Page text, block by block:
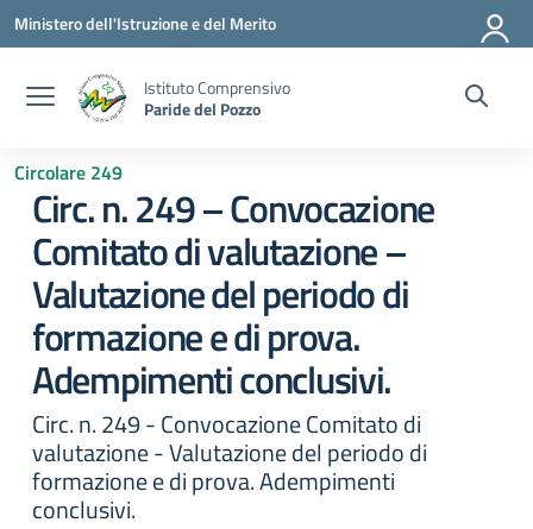
Vai ai contenuti
Vai al menu di navigazione
Vai al footer
Ministero dell'Istruzione e del Merito
Istituto Comprensivo
Paride del Pozzo
Circolare 249
Circ. n. 249 – Convocazione
Comitato di valutazione –
Valutazione del periodo di
formazione e di prova.
Adempimenti conclusivi.
Circ. n. 249 - Convocazione Comitato di
valutazione - Valutazione del periodo di
formazione e di prova. Adempimenti
conclusivi.